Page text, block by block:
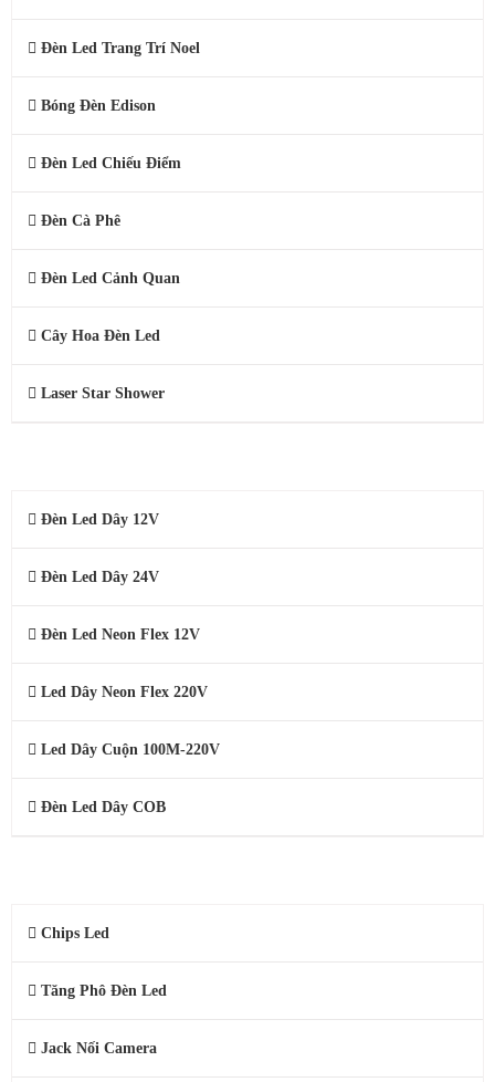
Đèn Led Trang Trí Noel
Bóng Đèn Edison
Đèn Led Chiếu Điểm
Đèn Cà Phê
Đèn Led Cảnh Quan
Cây Hoa Đèn Led
Laser Star Shower
Đèn Led Dây 12V
Đèn Led Dây 24V
Đèn Led Neon Flex 12V
Led Dây Neon Flex 220V
Led Dây Cuộn 100M-220V
Đèn Led Dây COB
Chips Led
Tăng Phô Đèn Led
Jack Nối Camera